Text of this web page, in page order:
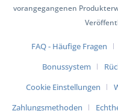
vorangegangenen
FAQ - Häufige Fragen
Bonussystem
Cookie Einstellungen
Zahlungsmethoden